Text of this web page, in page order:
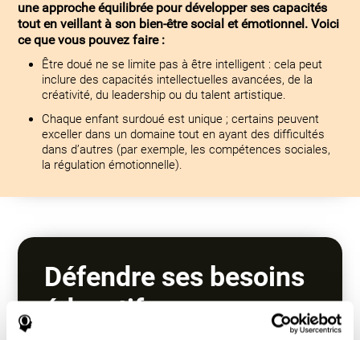
une approche équilibrée pour développer ses capacités
tout en veillant à son bien-être social et émotionnel. Voici
ce que vous pouvez faire :
Être doué ne se limite pas à être intelligent : cela peut
inclure des capacités intellectuelles avancées, de la
créativité, du leadership ou du talent artistique.
Chaque enfant surdoué est unique ; certains peuvent
exceller dans un domaine tout en ayant des difficultés
dans d’autres (par exemple, les compétences sociales,
la régulation émotionnelle).
Défendre ses besoins
éducatifs